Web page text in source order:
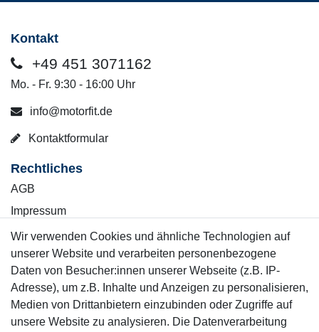
Kontakt
+49 451 3071162
Mo. - Fr. 9:30 - 16:00 Uhr
info@motorfit.de
Kontaktformular
Rechtliches
AGB
Impressum
Wiederrufsrecht
Datenschutzerklärung
Vertrag widerrufen Kontakt
Wir verwenden Cookies und ähnliche Technologien auf
unserer Website und verarbeiten personenbezogene
Daten von Besucher:innen unserer Webseite (z.B. IP-
Adresse), um z.B. Inhalte und Anzeigen zu personalisieren,
Medien von Drittanbietern einzubinden oder Zugriffe auf
unsere Website zu analysieren. Die Datenverarbeitung